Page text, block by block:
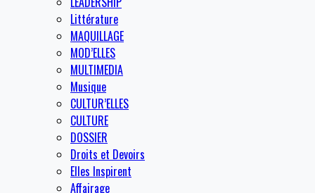
Littérature
MAQUILLAGE
MOD’ELLES
MULTIMEDIA
Musique
CULTUR’ELLES
CULTURE
DOSSIER
Droits et Devoirs
Elles Inspirent
Affairage